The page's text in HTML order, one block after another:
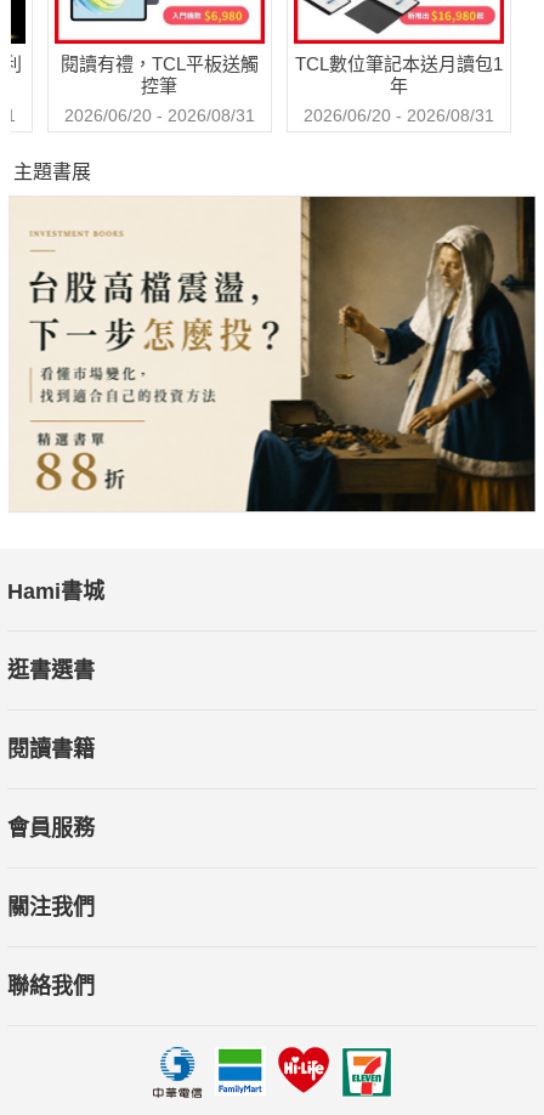
閱讀有禮，TCL平板送觸
控筆
2026/06/20 - 2026/08/31
TCL數位筆記本送月讀包1
年
2026/06/20 - 2026/08/31
主題書展
Hami書城
逛書選書
閱讀書籍
會員服務
關注我們
聯絡我們